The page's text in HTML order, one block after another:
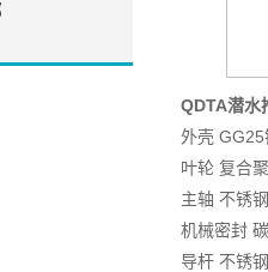
QDTA潜水
外壳 GG25
叶轮 复合
主轴 不锈
机械密封
导杆 不锈